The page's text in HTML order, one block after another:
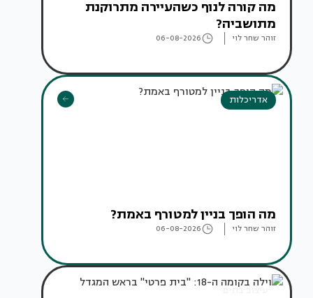
מה קורה לנוף כשהעיירה מתרוקנת
מתושביה?
זוהר שחר לוי 06-08-2026
אדריכלות
מה הופך בניין למטורף באמת?
זוהר שחר לוי 06-08-2026
עיצוב בתים